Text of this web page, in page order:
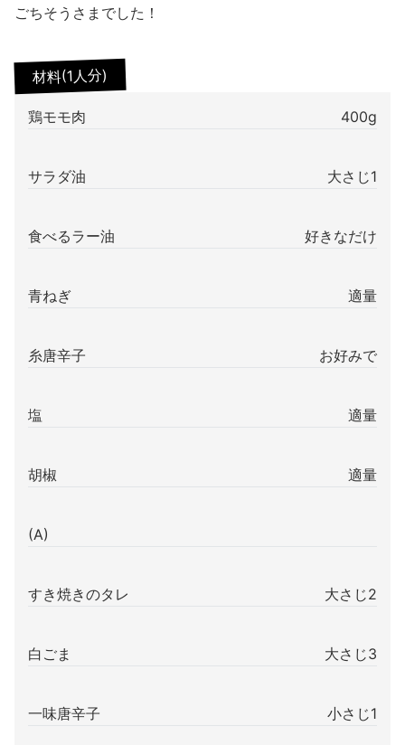
ごちそうさまでした！
材料(1人分)
鶏モモ肉 400g
サラダ油 大さじ1
食べるラー油 好きなだけ
青ねぎ 適量
糸唐辛子 お好みで
塩 適量
胡椒 適量
(A)
すき焼きのタレ 大さじ2
白ごま 大さじ3
一味唐辛子 小さじ1